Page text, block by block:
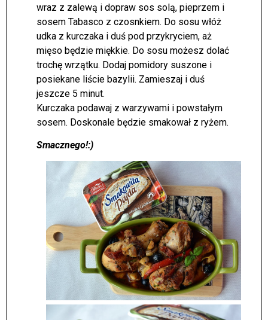
wraz z zalewą i dopraw sos solą, pieprzem i
sosem Tabasco z czosnkiem. Do sosu włóż
udka z kurczaka i duś pod przykryciem, aż
mięso będzie miękkie. Do sosu możesz dolać
trochę wrzątku. Dodaj pomidory suszone i
posiekane liście bazylii. Zamieszaj i duś
jeszcze 5 minut.
Kurczaka podawaj z warzywami i powstałym
sosem. Doskonale będzie smakował z ryżem.
Smacznego!:)